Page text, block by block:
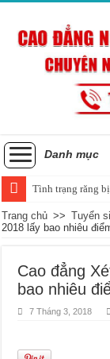
Danh mục
Tình trạng răng
Trang chủ >> Tuyển
2018 lấy bao nhiêu
Cao đẳng
bao nhiêu
7 Tháng 3, 2018